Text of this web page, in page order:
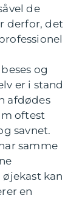
de
derfor, det
og
er i stand
afdødes
oftest
savnet.
samme
øjekast kan
en